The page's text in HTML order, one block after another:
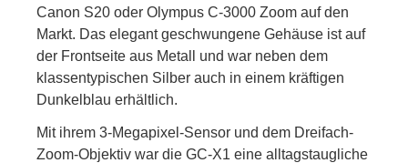
Canon S20 oder Olympus C-3000 Zoom auf den
Markt. Das elegant geschwungene Gehäuse ist auf
der Frontseite aus Metall und war neben dem
klassentypischen Silber auch in einem kräftigen
Dunkelblau erhältlich.
Mit ihrem 3-Megapixel-Sensor und dem Dreifach-
Zoom-Objektiv war die GC-X1 eine alltagstaugliche